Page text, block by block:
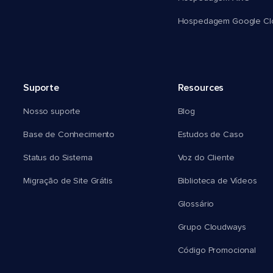
Hospedagem Google
Suporte
Nosso suporte
Base de Conhecimento
Status do Sistema
Migração de Site Grátis
Resources
Blog
Estudos de Caso
Voz do Cliente
Biblioteca de Vídeos
Glossário
Grupo Cloudways
Código Promocional